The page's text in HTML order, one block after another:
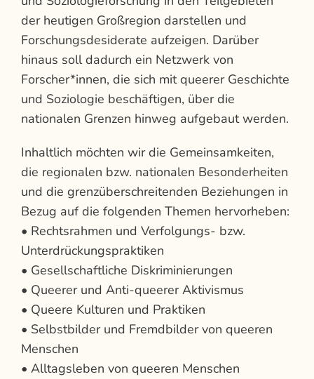
der heutigen Großregion darstellen und
Forschungsdesiderate aufzeigen. Darüber
hinaus soll dadurch ein Netzwerk von
Forscher*innen, die sich mit queerer Geschichte
und Soziologie beschäftigen, über die
nationalen Grenzen hinweg aufgebaut werden.
Inhaltlich möchten wir die Gemeinsamkeiten,
die regionalen bzw. nationalen Besonderheiten
und die grenzüberschreitenden Beziehungen in
Bezug auf die folgenden Themen hervorheben:
• Rechtsrahmen und Verfolgungs- bzw.
Unterdrückungspraktiken
• Gesellschaftliche Diskriminierungen
• Queerer und Anti-queerer Aktivismus
• Queere Kulturen und Praktiken
• Selbstbilder und Fremdbilder von queeren
Menschen
• Alltagsleben von queeren Menschen